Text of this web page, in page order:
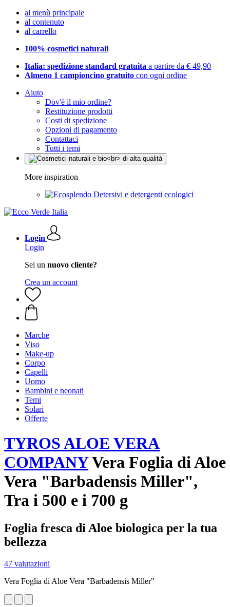
al menù principale
al contenuto
al carrello
100% cosmetici naturali
Italia: spedizione standard gratuita a partire da € 49,90
Almeno 1 campioncino gratuito con ogni ordine
Aiuto
Dov'è il mio ordine?
Restituzione prodotti
Costi di spedizione
Opzioni di pagamento
Contattaci
Tutti i temi
More inspiration
Detersivi e detergenti ecologici
Login
Login
Sei un nuovo cliente?
Crea un account
Marche
Viso
Make-up
Corpo
Capelli
Uomo
Bambini e neonati
Temi
Solari
Offerte
TYROS ALOE VERA
COMPANYVera Foglia di Aloe
Vera "Barbadensis Miller",
Tra i 500 e i 700 g
Foglia fresca di Aloe biologica per la tua
bellezza
47 valutazioni
Vera Foglia di Aloe Vera "Barbadensis Miller"